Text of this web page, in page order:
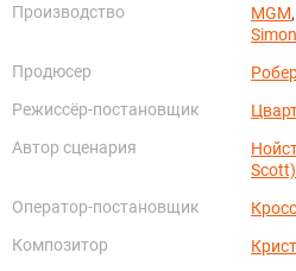
Производство
MGM
Продюсер
Режиссёр-постановщик
Автор сценария
Scott)
Оператор-постановщик
Композитор